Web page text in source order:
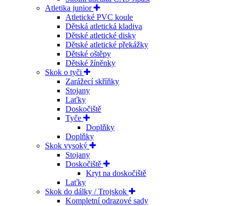
Atletika junior
Atletické PVC koule
Dětská atletická kladiva
Dětské atletické disky
Dětské atletické překážky
Dětské oštěpy
Dětské žíněnky
Skok o tyči
Zarážecí skříňky
Stojany
Laťky
Doskočiště
Tyče
Doplňky
Doplňky
Skok vysoký
Stojany
Doskočiště
Kryt na doskočiště
Laťky
Skok do dálky / Trojskok
Kompletní odrazové sady